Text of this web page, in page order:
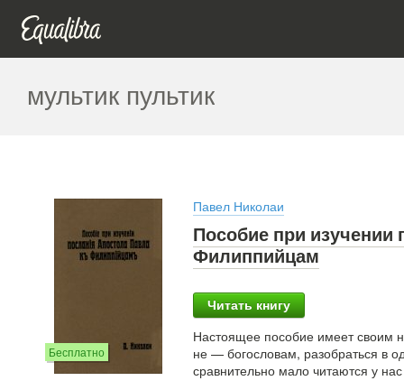
мультик пультик
Бесплатно
Павел Николаи
Пособие при изучении
Филиппийцам
Читать книгу
Настоящее пособие имеет своим
не — богословам, разобраться в
сравнительно мало читаются у